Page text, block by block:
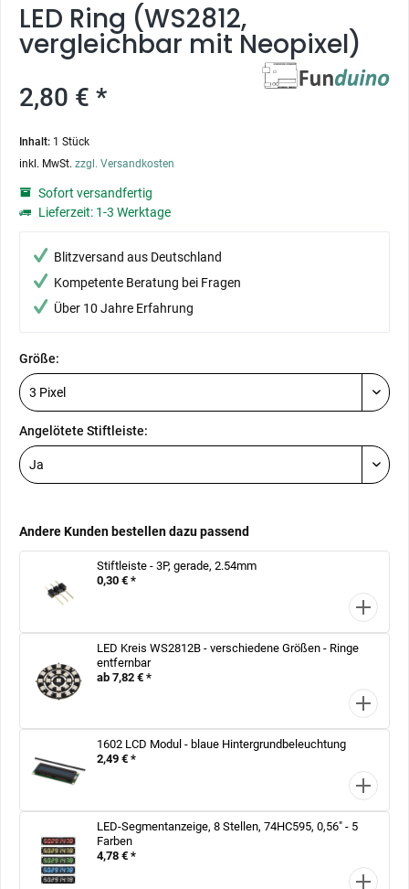
LED Ring (WS2812,
vergleichbar mit Neopixel)
2,80 € *
Inhalt: 1 Stück
inkl. MwSt. zzgl. Versandkosten
Sofort versandfertig
Lieferzeit: 1-3 Werktage
Blitzversand aus Deutschland
Kompetente Beratung bei Fragen
Über 10 Jahre Erfahrung
Größe:
Angelötete Stiftleiste:
Andere Kunden bestellen dazu passend
Stiftleiste - 3P, gerade, 2.54mm
0,30 € *
LED Kreis WS2812B - verschiedene Größen - Ringe
entfernbar
ab 7,82 € *
1602 LCD Modul - blaue Hintergrundbeleuchtung
2,49 € *
LED-Segmentanzeige, 8 Stellen, 74HC595, 0,56" - 5
Farben
4,78 € *